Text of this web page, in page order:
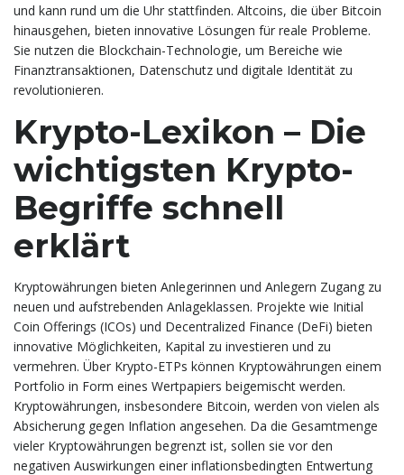
und kann rund um die Uhr stattfinden. Altcoins, die über Bitcoin
hinausgehen, bieten innovative Lösungen für reale Probleme.
Sie nutzen die Blockchain-Technologie, um Bereiche wie
Finanztransaktionen, Datenschutz und digitale Identität zu
revolutionieren.
Krypto-Lexikon – Die
wichtigsten Krypto-
Begriffe schnell
erklärt
Kryptowährungen bieten Anlegerinnen und Anlegern Zugang zu
neuen und aufstrebenden Anlageklassen. Projekte wie Initial
Coin Offerings (ICOs) und Decentralized Finance (DeFi) bieten
innovative Möglichkeiten, Kapital zu investieren und zu
vermehren. Über Krypto-ETPs können Kryptowährungen einem
Portfolio in Form eines Wertpapiers beigemischt werden.
Kryptowährungen, insbesondere Bitcoin, werden von vielen als
Absicherung gegen Inflation angesehen. Da die Gesamtmenge
vieler Kryptowährungen begrenzt ist, sollen sie vor den
negativen Auswirkungen einer inflationsbedingten Entwertung